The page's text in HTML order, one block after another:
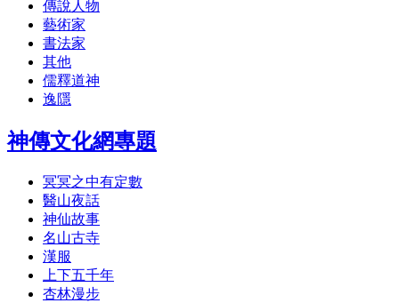
傳說人物
藝術家
書法家
其他
儒釋道神
逸隱
神傳文化網專題
冥冥之中有定數
醫山夜話
神仙故事
名山古寺
漢服
上下五千年
杏林漫步